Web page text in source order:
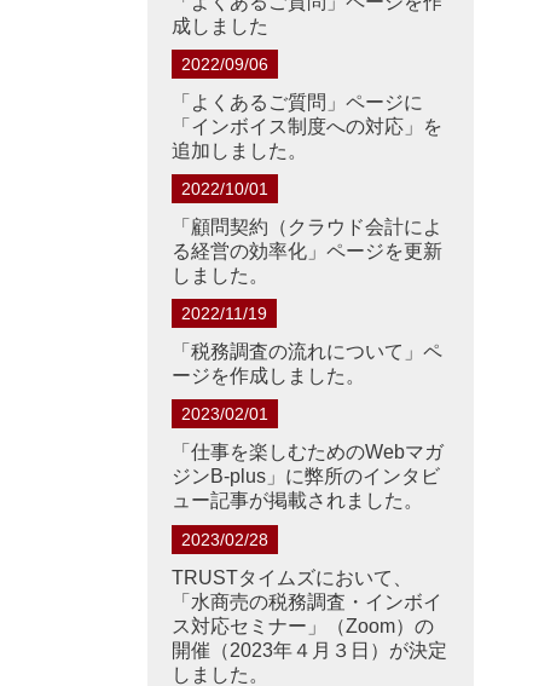
成しました
2022/09/06
「よくあるご質問」ページに
「インボイス制度への対応」を
追加しました。
2022/10/01
「顧問契約（クラウド会計によ
る経営の効率化」ページを更新
しました。
2022/11/19
「税務調査の流れについて」ペ
ージを作成しました。
2023/02/01
「仕事を楽しむためのWebマガ
ジンB-plus」に弊所のインタビ
ュー記事が掲載されました。
2023/02/28
TRUSTタイムズにおいて、
「水商売の税務調査・インボイ
ス対応セミナー」（Zoom）の
開催（2023年４月３日）が決定
しました。